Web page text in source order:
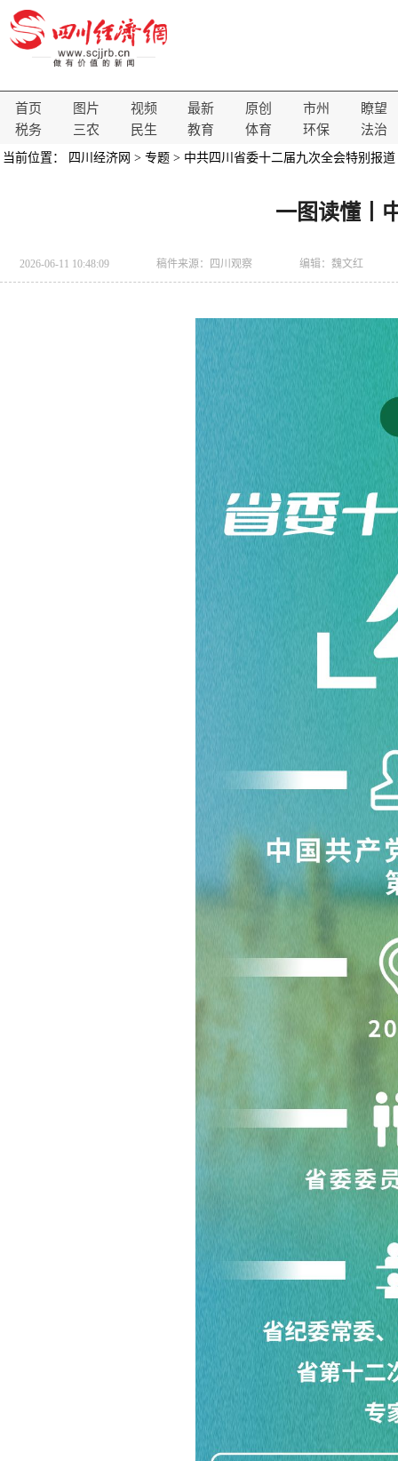
首页 图片 视频 最新 原创 市州
瞭望
税务
三农 民生 教育 体育 环保 法治
当前位置： 四川经济网 > 专题 > 中共四川省委十二届九次全会特别报道
一图读懂丨
2026-06-11 10:48:09 稿件来源： 四川观察 编辑：魏文红